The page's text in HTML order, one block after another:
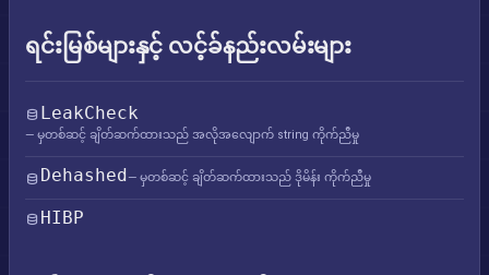
ရင်းမြစ်များနှင့် လင့်ခ်နည်းလမ်းများ
LeakCheck
— မှတစ်ဆင့် ချိတ်ဆက်ထားသည် အလိုအလျောက် string ကိုက်ညီမှု
Dehashed— မှတစ်ဆင့် ချိတ်ဆက်ထားသည် ဒိုမိန်း ကိုက်ညီမှု
HIBP